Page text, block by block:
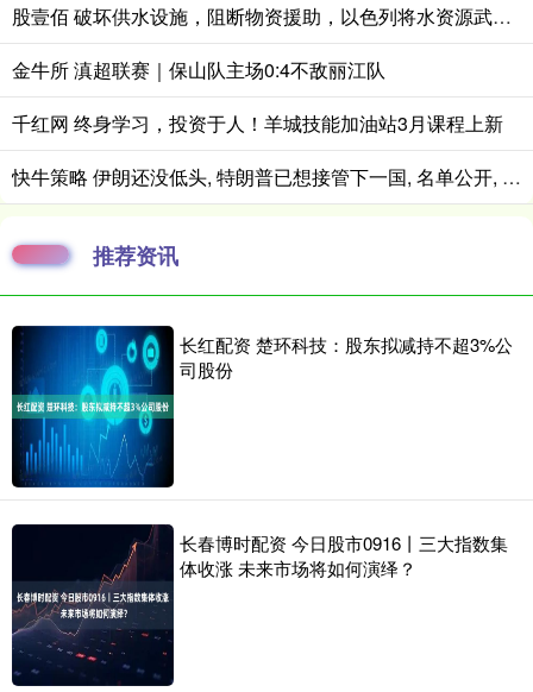
股壹佰 破坏供水设施，阻断物资援助，以色列将水资源武器化被多方批评
金牛所 滇超联赛｜保山队主场0:4不敌丽江队
千红网 终身学习，投资于人！羊城技能加油站3月课程上新
快牛策略 伊朗还没低头, 特朗普已想接管下一国, 名单公开, 又是中方友国
推荐资讯
长红配资 楚环科技：股东拟减持不超3%公
司股份
长春博时配资 今日股市0916丨三大指数集
体收涨 未来市场将如何演绎？